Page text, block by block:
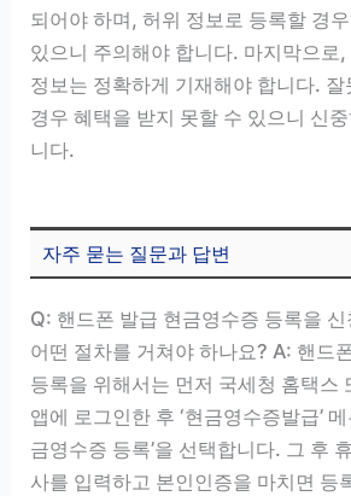
되어야 하며, 허위 정보로 등록할 경
있으니 주의해야 합니다. 마지막으로
정보는 정확하게 기재해야 합니다.
경우 혜택을 받지 못할 수 있으니 신
니다.
자주 묻는 질문과 답변
Q: 핸드폰 발급 현금영수증 등록을
어떤 절차를 거쳐야 하나요? A: 핸드
등록을 위해서는 먼저 국세청 홈택스
앱에 로그인한 후 ‘현금영수증발급’
금영수증 등록’을 선택합니다. 그 후
사를 입력하고 본인인증을 마치면 등